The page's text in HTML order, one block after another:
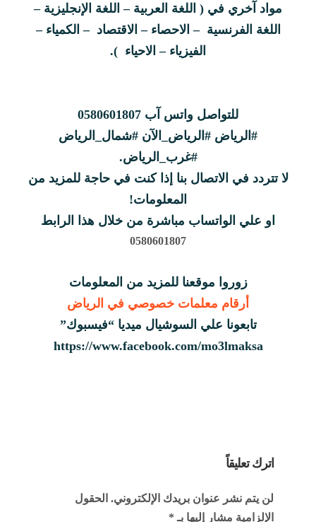
مواد آخري في ( اللغة العربية – اللغة الإنجليزية –
اللغة الفرنسية – الاحصاء – الاقتصاد – الكمياء –
الفيزياء – الاحياء ).
للتواصل واتس آب 0580601807
‎#الرياض ‎#الرياض_الآن ‎#شمال_الرياض
‎#غرب_الرياض.
لا تتردد في الاتصال بنا إذا كنت في حاجة للمزيد من
المعلومات!
او علي الواتساب مباشرة من خلال هذا الرابط
0580601807
زوروا موقعنا للمزيد من المعلومات
أرقام معلمات خصوصي في الرياض
تابعونا علي السوشيال ميديا “فيسبوك”
https://www.facebook.com/mo3lmaksa
اترك تعليقاً
لن يتم نشر عنوان بريدك الإلكتروني. الحقول
الإلزامية مشار إليها بـ *